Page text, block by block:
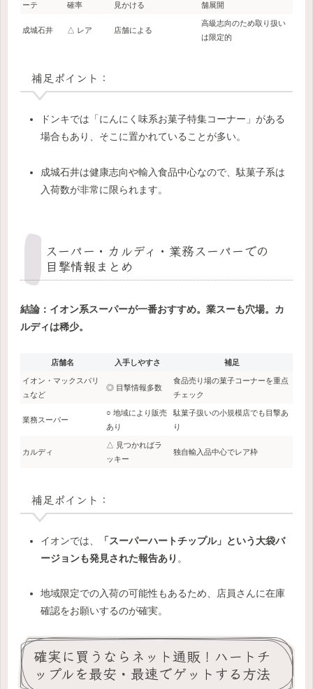
ーテ
確率
見かける
舗展開
成城石井 △ レア 店舗による
高級志向のため取り扱い
は限定的
補足ポイント：
ドンキでは「にんにく味系お菓子特集コーナー」がある
場合もあり、そこに置かれていることが多い。
成城石井は健康志向や輸入食品中心なので、駄菓子系は
入荷数が非常に限られます。
スーパー・カルディ・業務スーパーでの
目撃情報まとめ
結論：イオン系スーパーが一番おすすめ。業スーも穴場。カ
ルディは稀少。
店舗名 入手しやすさ 補足
イオン・マックスバリ
ュなど
◎ 目撃情報多数
食品売り場の菓子コーナーを重点
チェック
業務スーパー
○ 地域により販売
あり
駄菓子扱いの小規模店でも目撃あ
り
カルディ
△ 見つかればラ
ッキー
独自輸入品中心でレア枠
補足ポイント：
イオンでは、
「スーパーハートチップル」という大袋バ
ージョンも発見された報告あり 。
地域限定での入荷の可能性もあるため、店員さんに在庫
確認をお願いするのが確実。
確実に買うならネット通販！ハートチ
ップルを最安・最速でゲットする方法